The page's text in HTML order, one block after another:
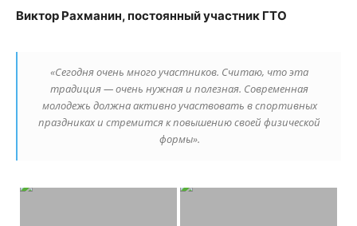
Виктор Рахманин, постоянный участник ГТО
«Сегодня очень много участников. Считаю, что эта
традиция — очень нужная и полезная. Современная
молодежь должна активно участвовать в спортивных
праздниках и стремится к повышению своей физической
формы».